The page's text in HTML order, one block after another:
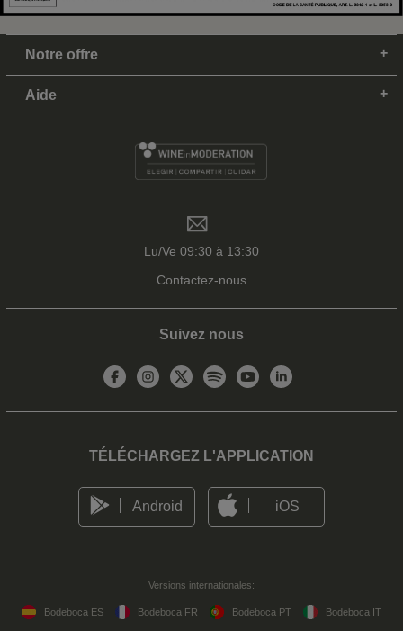
Notre offre
Aide
Lu/Ve 09:30 à 13:30
Contactez-nous
Suivez nous
TÉLÉCHARGEZ L'APPLICATION
Android iOS
Versions internationales:
Bodeboca ES Bodeboca FR Bodeboca PT Bodeboca IT